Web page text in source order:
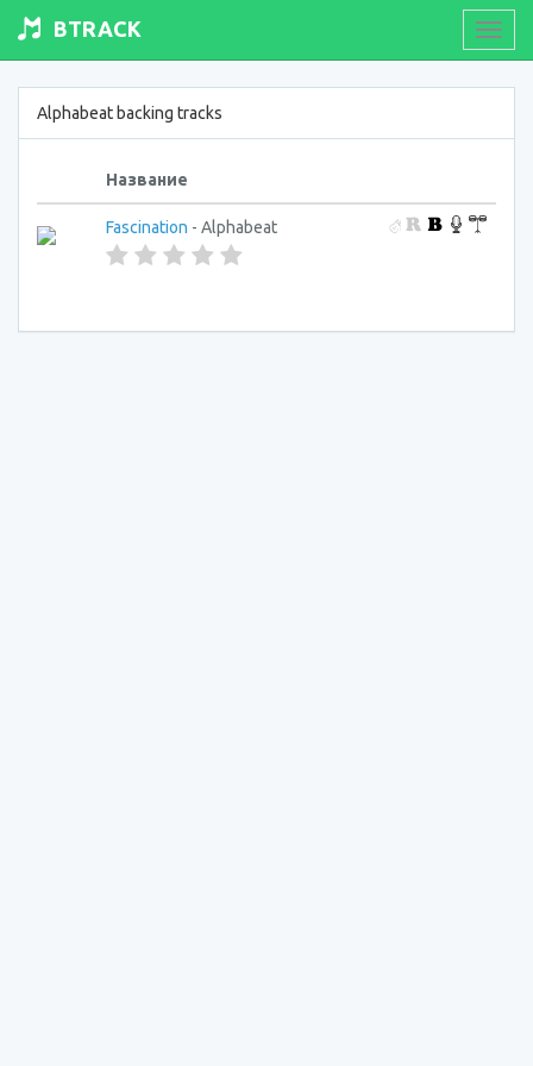
BTRACK
Alphabeat backing tracks
Название
Fascination - Alphabeat